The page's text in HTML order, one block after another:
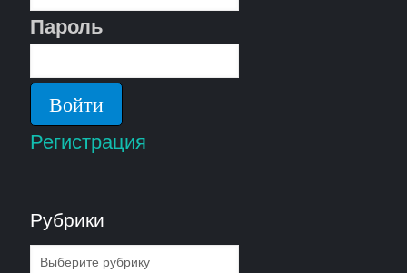
Пароль
Регистрация
Рубрики
Рубрики